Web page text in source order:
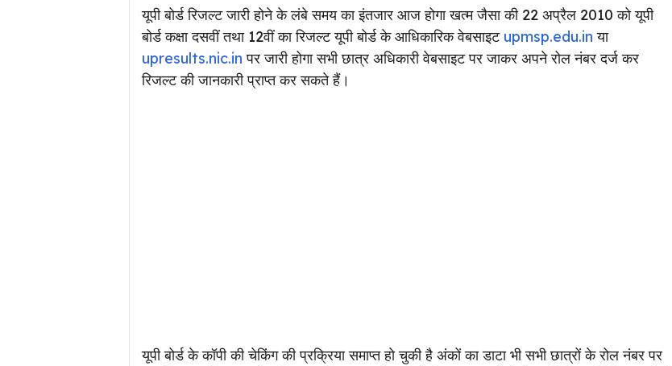
यूपी बोर्ड रिजल्ट जारी होने के लंबे समय का इंतजार आज होगा खत्म जैसा की 22 अप्रैल 2010 को यूपी
बोर्ड कक्षा दसवीं तथा 12वीं का रिजल्ट यूपी बोर्ड के आधिकारिक वेबसाइट upmsp.edu.in या
upresults.nic.in पर जारी होगा सभी छात्र अधिकारी वेबसाइट पर जाकर अपने रोल नंबर दर्ज कर
रिजल्ट की जानकारी प्राप्त कर सकते हैं।
यूपी बोर्ड के कॉपी की चेकिंग की प्रक्रिया समाप्त हो चुकी है अंकों का डाटा भी सभी छात्रों के रोल नंबर पर